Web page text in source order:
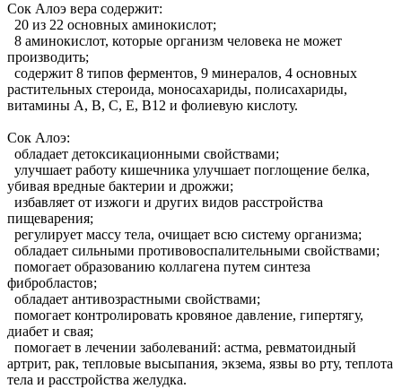
Сок Алоэ вера содержит:
20 из 22 основных аминокислот;
8 аминокислот, которые организм человека не может
производить;
содержит 8 типов ферментов, 9 минералов, 4 основных
растительных стероида, моносахариды, полисахариды,
витамины A, B, C, E, B12 и фолиевую кислоту.
Сок Алоэ:
обладает детоксикационными свойствами;
улучшает работу кишечника улучшает поглощение белка,
убивая вредные бактерии и дрожжи;
избавляет от изжоги и других видов расстройства
пищеварения;
регулирует массу тела, очищает всю систему организма;
обладает сильными противовоспалительными свойствами;
помогает образованию коллагена путем синтеза
фибробластов;
обладает антивозрастными свойствами;
помогает контролировать кровяное давление, гипертягу,
диабет и свая;
помогает в лечении заболеваний: астма, ревматоидный
артрит, рак, тепловые высыпания, экзема, язвы во рту, теплота
тела и расстройства желудка.